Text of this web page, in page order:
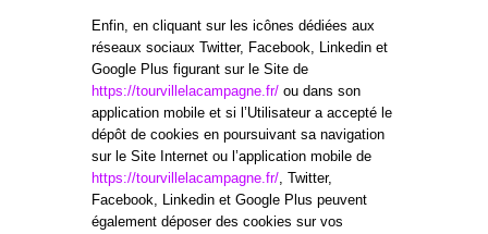
Enfin, en cliquant sur les icônes dédiées aux
réseaux sociaux Twitter, Facebook, Linkedin et
Google Plus figurant sur le Site de
https://tourvillelacampagne.fr/ ou dans son
application mobile et si l’Utilisateur a accepté le
dépôt de cookies en poursuivant sa navigation
sur le Site Internet ou l’application mobile de
https://tourvillelacampagne.fr/, Twitter,
Facebook, Linkedin et Google Plus peuvent
également déposer des cookies sur vos